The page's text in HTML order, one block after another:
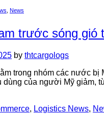
News
trước sóng gió
by thtcargologs
trong nhóm các nước
dùng của người Mỹ giảm,
, Logistics News,